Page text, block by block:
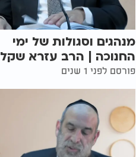
מנהגים וסגולות של ימי
החנוכה | הרב עזרא
פורסם לפני 1 שנים